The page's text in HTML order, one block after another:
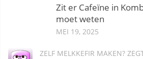
Zit er Cafeïne in
moet weten
MEI 19, 2025
ZELF MELKKEFIR MAKEN?